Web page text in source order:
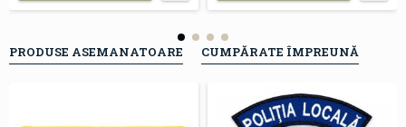
PRODUSE ASEMANATOARE CUMPĂRATE ÎMPREUNĂ